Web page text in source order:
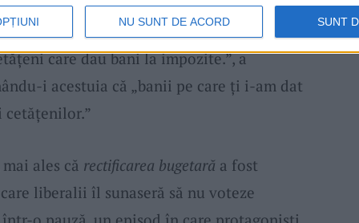
NU SUNT DE ACORD SUNT
care dau bani la impozite.”, a
i acestuia că „banii pe care ți i-am dat
ales că rectificarea bugetară a fost
liberalii îl sunaseră să nu voteze